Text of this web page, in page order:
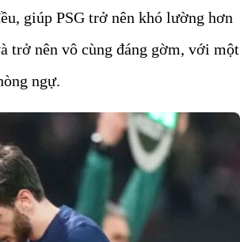
giúp PSG trở nên khó lường hơn
trở nên vô cùng đáng gờm, với một
ngự.